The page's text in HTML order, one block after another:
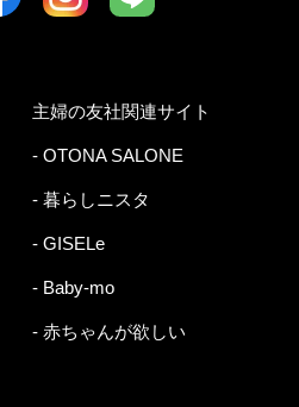
主婦の友社関連サイト
- OTONA SALONE
- 暮らしニスタ
- GISELe
- Baby-mo
- 赤ちゃんが欲しい